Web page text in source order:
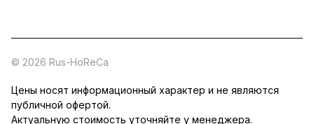
© 2026 Rus-HoReCa
Цены носят информационный характер и не являются
публичной офертой.
Актуальную стоимость уточняйте у менеджера.